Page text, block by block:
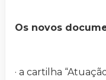
Os novos
· a cartilha